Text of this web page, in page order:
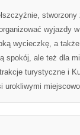
wyjazdy
wycieczkę, a
spokój, ale też dla
turystyczne i
urokliwymi